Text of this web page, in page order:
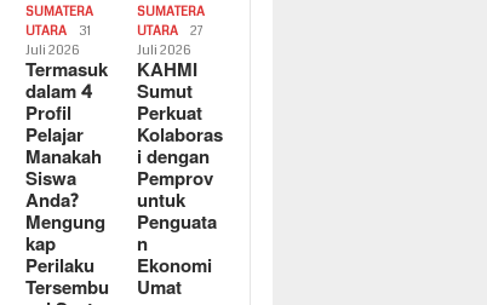
SUMATERA
UTARA
31
Juli 2026
Termasuk
dalam 4
Profil
Pelajar
Manakah
Siswa
Anda?
Mengung
kap
Perilaku
Tersembu
SUMATERA
UTARA
27
Juli 2026
KAHMI
Sumut
Perkuat
Kolaboras
i dengan
Pemprov
untuk
Penguata
n
Ekonomi
Umat